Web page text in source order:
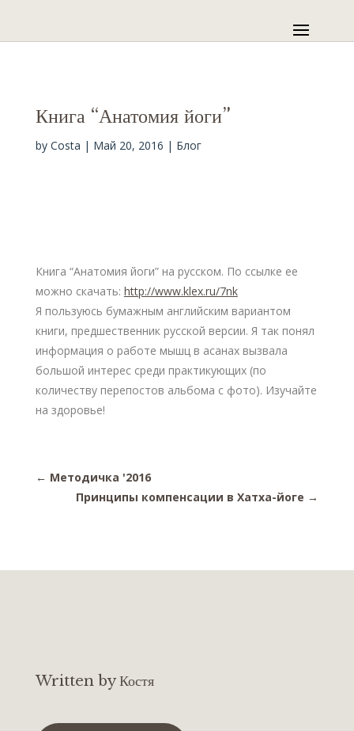
Книга “Анатомия йоги”
by Costa | Май 20, 2016 | Блог
Книга “Анатомия йоги” на русском. По ссылке ее
можно скачать: http://www.klex.ru/7nk
Я пользуюсь бумажным английским вариантом
книги, предшественник русской версии. Я так понял
информация о работе мышц в асанах вызвала
большой интерес среди практикующих (по
количеству перепостов альбома с фото). Изучайте
на здоровье!
← Методичка '2016
Принципы компенсации в Хатха-йоге →
Written by Костя